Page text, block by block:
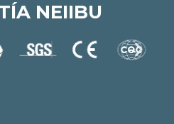
NEIIBU